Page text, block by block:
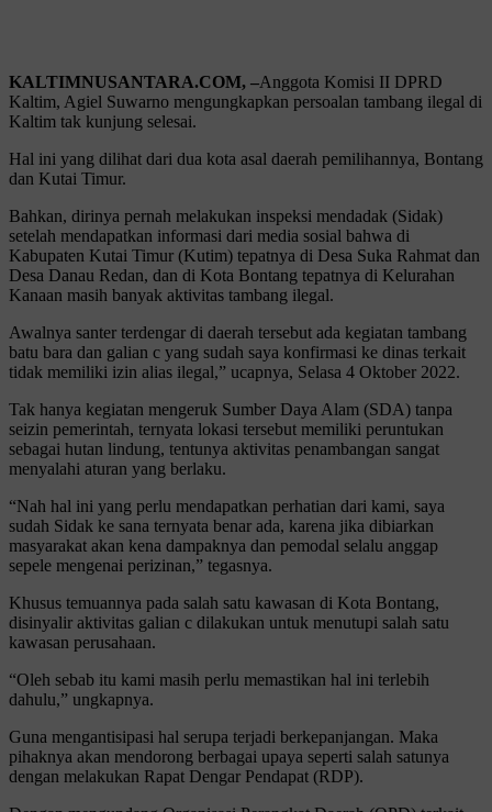
KALTIMNUSANTARA.COM, –Anggota Komisi II DPRD
Kaltim, Agiel Suwarno mengungkapkan persoalan tambang ilegal di
Kaltim tak kunjung selesai.
Hal ini yang dilihat dari dua kota asal daerah pemilihannya, Bontang
dan Kutai Timur.
Bahkan, dirinya pernah melakukan inspeksi mendadak (Sidak)
setelah mendapatkan informasi dari media sosial bahwa di
Kabupaten Kutai Timur (Kutim) tepatnya di Desa Suka Rahmat dan
Desa Danau Redan, dan di Kota Bontang tepatnya di Kelurahan
Kanaan masih banyak aktivitas tambang ilegal.
Awalnya santer terdengar di daerah tersebut ada kegiatan tambang
batu bara dan galian c yang sudah saya konfirmasi ke dinas terkait
tidak memiliki izin alias ilegal,” ucapnya, Selasa 4 Oktober 2022.
Tak hanya kegiatan mengeruk Sumber Daya Alam (SDA) tanpa
seizin pemerintah, ternyata lokasi tersebut memiliki peruntukan
sebagai hutan lindung, tentunya aktivitas penambangan sangat
menyalahi aturan yang berlaku.
“Nah hal ini yang perlu mendapatkan perhatian dari kami, saya
sudah Sidak ke sana ternyata benar ada, karena jika dibiarkan
masyarakat akan kena dampaknya dan pemodal selalu anggap
sepele mengenai perizinan,” tegasnya.
Khusus temuannya pada salah satu kawasan di Kota Bontang,
disinyalir aktivitas galian c dilakukan untuk menutupi salah satu
kawasan perusahaan.
“Oleh sebab itu kami masih perlu memastikan hal ini terlebih
dahulu,” ungkapnya.
Guna mengantisipasi hal serupa terjadi berkepanjangan. Maka
pihaknya akan mendorong berbagai upaya seperti salah satunya
dengan melakukan Rapat Dengar Pendapat (RDP).